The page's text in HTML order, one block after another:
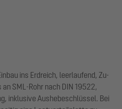
ins Erdreich, leerlaufend, Zu-
SML-Rohr nach DIN 19522,
inklusive Aushebeschlüssel. Bei